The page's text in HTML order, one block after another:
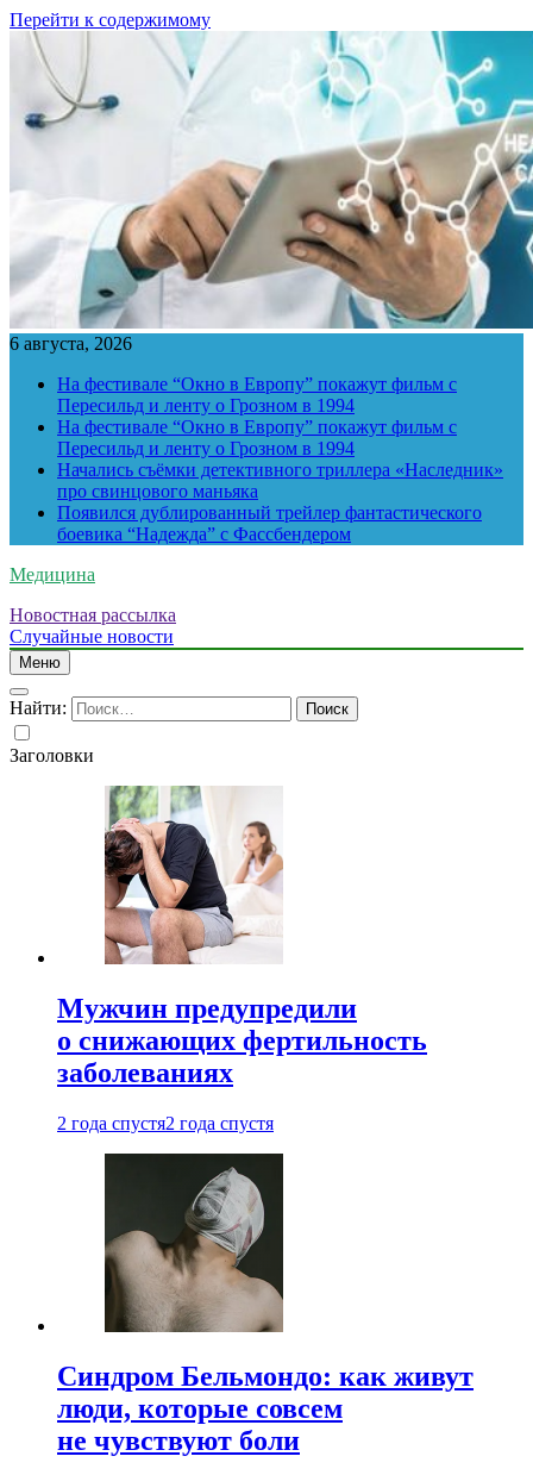
Перейти к содержимому
6 августа, 2026
На фестивале “Окно в Европу” покажут фильм с
Пересильд и ленту о Грозном в 1994
На фестивале “Окно в Европу” покажут фильм с
Пересильд и ленту о Грозном в 1994
Начались съёмки детективного триллера «Наследник»
про свинцового маньяка
Появился дублированный трейлер фантастического
боевика “Надежда” с Фассбендером
Медицина
Новостная рассылка
Случайные новости
Меню
Найти:
Заголовки
Мужчин предупредили
о снижающих фертильность
заболеваниях
2 года спустя2 года спустя
Синдром Бельмондо: как живут
люди, которые совсем
не чувствуют боли